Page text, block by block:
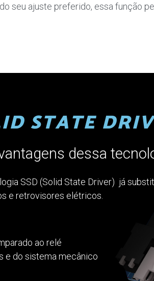
seu ajuste preferido, essa função
STATE
dessa
SSD (Solid State Driver) já
e retrovisores elétricos.
ao relé
e do sistema mecânico